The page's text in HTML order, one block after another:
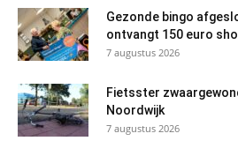
Gezonde bingo
ontvangt 150 euro
7 augustus 2026
Fietsster
Noordwijk
7 augustus 2026